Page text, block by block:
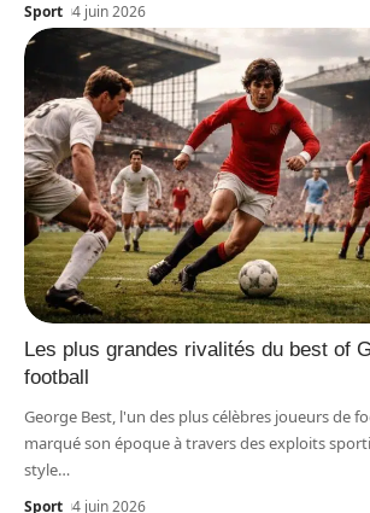
Sport 4 juin 2026
Les plus grandes rivalités du best of
football
George Best, l'un des plus célèbres joueurs de
marqué son époque à travers des exploits
style…
Sport 4 juin 2026